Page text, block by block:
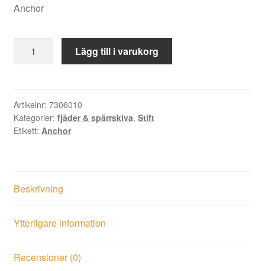
Anchor
Anchor
Lägg till i varukorg
Artikelnr: 7306010
Kategorier: fjäder & spärrskiva, Stift
Etikett: Anchor
Beskrivning
Ytterligare information
Recensioner (0)